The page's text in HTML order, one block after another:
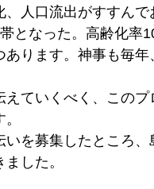
、人口流出がすすんで
となった。高齢化率
ります。神事も毎年
ていくべく、このプ
を募集したところ、
した。